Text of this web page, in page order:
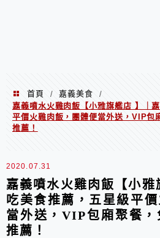
首頁 / 嘉義美食
/
嘉義噴水火雞肉飯【小雅旗艦店 】｜
平價火雞肉飯，團體便當外送，VIP包
推薦！
2020.07.31
嘉義噴水火雞肉飯【小
吃美食推薦，五星級平
當外送，VIP包廂聚餐
推薦！